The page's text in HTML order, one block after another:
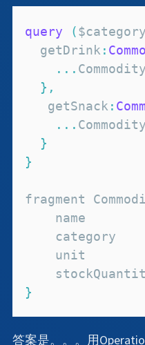
query (
  getDrink
:
...
} ,
   getSnack
:
...
}
}
fragment
}
答案是。。。用